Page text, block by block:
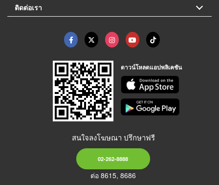
ติดต่อเรา
ดาวน์โหลดแอปพลิเคชัน
สนใจลงโฆษณา ปรึกษาฟรี
02-262-8888
ต่อ 8615, 8686